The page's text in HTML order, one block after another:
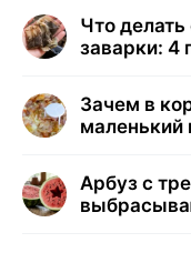
Что
заварки: 4
Зачем в
маленький
Арбуз с